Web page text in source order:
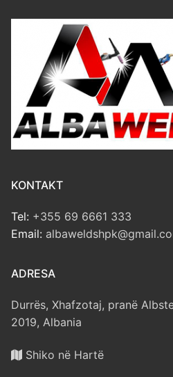
KONTAKT
Tel: +355 69 6661 333
Email:
ADRESA
Durrës, Xhafzotaj, pranë
2019, Albania
Shiko në Hartë